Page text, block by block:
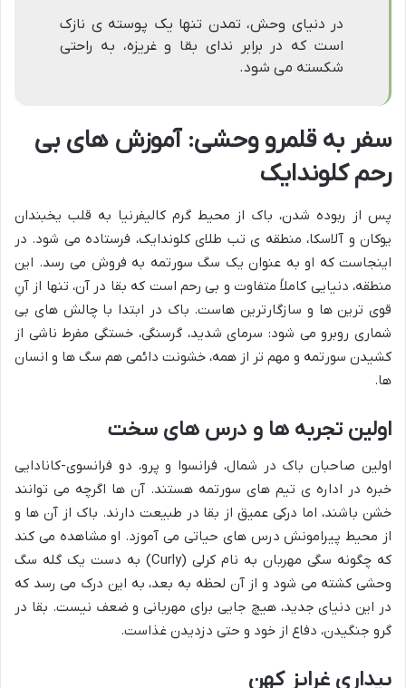
در دنیای وحش، تمدن تنها یک پوسته ی نازک
است که در برابر ندای بقا و غریزه، به راحتی
شکسته می شود.
سفر به قلمرو وحشی: آموزش های بی
رحم کلوندایک
پس از ربوده شدن، باک از محیط گرم کالیفرنیا به قلب یخبندان
یوکان و آلاسکا، منطقه ی تب طلای کلوندایک، فرستاده می شود. در
اینجاست که او به عنوان یک سگ سورتمه به فروش می رسد. این
منطقه، دنیایی کاملاً متفاوت و بی رحم است که بقا در آن، تنها از آنِ
قوی ترین ها و سازگارترین هاست. باک در ابتدا با چالش های بی
شماری روبرو می شود: سرمای شدید، گرسنگی، خستگی مفرط ناشی از
کشیدن سورتمه و مهم تر از همه، خشونت دائمی هم سگ ها و انسان
ها.
اولین تجربه ها و درس های سخت
اولین صاحبان باک در شمال، فرانسوا و پرو، دو فرانسوی-کانادایی
خبره در اداره ی تیم های سورتمه هستند. آن ها اگرچه می توانند
خشن باشند، اما درکی عمیق از بقا در طبیعت دارند. باک از آن ها و
از محیط پیرامونش درس های حیاتی می آموزد. او مشاهده می کند
که چگونه سگی مهربان به نام کرلی (Curly) به دست یک گله سگ
وحشی کشته می شود و از آن لحظه به بعد، به این درک می رسد که
در این دنیای جدید، هیچ جایی برای مهربانی و ضعف نیست. بقا در
گرو جنگیدن، دفاع از خود و حتی دزدیدن غذاست.
بیداری غرایز کهن